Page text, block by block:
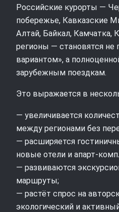
Российские курорты —
побережье, Кавказские
Алтай, Байкал, Камчатка,
регионы — становятся не
вариантом», а
зарубежным поездкам.
Это выражается в
— увеличивается
между регионами без
— расширяется
новые отели и
— развиваются
маршруты;
— растёт спрос на
экологический и